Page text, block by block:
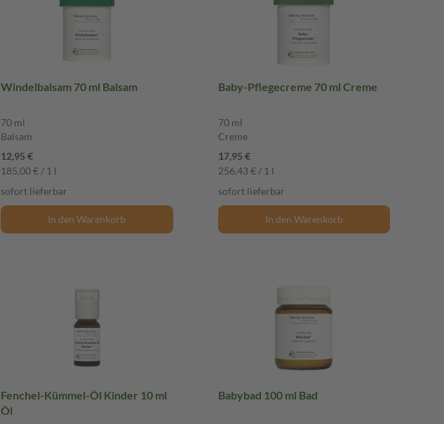
Windelbalsam 70 ml Balsam
70 ml
Balsam
12,95 €
185,00 € / 1 l
sofort lieferbar
In den Warenkorb
Baby-Pflegecreme 70 ml Creme
70 ml
Creme
17,95 €
256,43 € / 1 l
sofort lieferbar
In den Warenkorb
Fenchel-Kümmel-Öl Kinder 10 ml
Öl
Babybad 100 ml Bad